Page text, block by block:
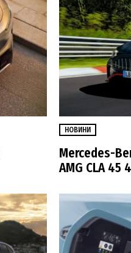
НОВИНИ
Mercedes-
AMG CLA